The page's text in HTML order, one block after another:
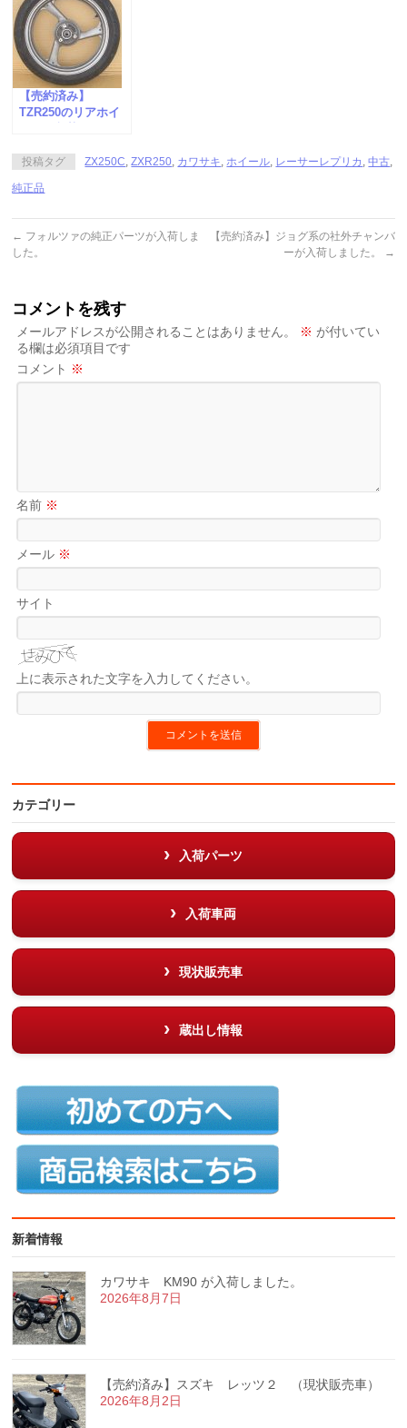
【売約済み】
TZR250のリアホイ
投稿タグ ZX250C,ZXR250, カワサキ,ホイール, レーサーレプリカ ,中古,
純正品
← フォルツァの純正パーツが入荷しま
した。
【売約済み】ジョグ系の社外チャンバ
ーが入荷しました。
→
コメントを残す
メールアドレスが公開されることはありません。 ※ が付いてい
る欄は必須項目です
コメント ※
名前 ※
メール ※
サイト
上に表示された文字を入力してください。
カテゴリー
入荷パーツ
入荷車両
現状販売車
蔵出し情報
新着情報
カワサキ KM90 が入荷しました。
2026年8月7日
【売約済み】スズキ レッツ２ （現状販売車）
2026年8月2日